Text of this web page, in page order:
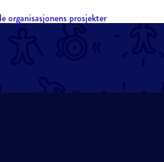
organisasjonens prosjekter